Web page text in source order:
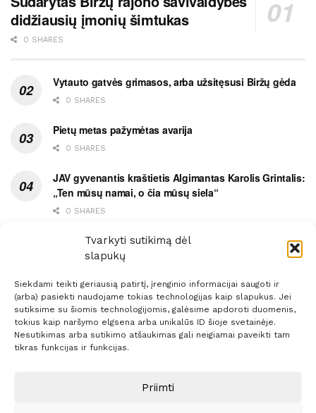
Tvarkyti sutikimą dėl
slapukų
Siekdami teikti geriausią patirtį, įrenginio informacijai saugoti ir
(arba) pasiekti naudojame tokias technologijas kaip slapukus. Jei
sutiksime su šiomis technologijomis, galėsime apdoroti duomenis,
tokius kaip naršymo elgsena arba unikalūs ID šioje svetainėje.
Nesutikimas arba sutikimo atšaukimas gali neigiamai paveikti tam
tikras funkcijas ir funkcijas.
Priimti
didžiausių įmonių šimtukas
0 SHARES
Vytauto gatvės grimasos, arba užsitęsusi Biržų gėda
0 SHARES
Pietų metas pažymėtas avarija
0 SHARES
JAV gyvenantis kraštietis Algimantas Karolis Grintalis:
„Ten mūsų namai, o čia mūsų siela“
0 SHARES
Ypatingas dviejų medikių likimo ryšys
0 SHARES
Prenumerata Reklama
Sprendimas:ITBrolis